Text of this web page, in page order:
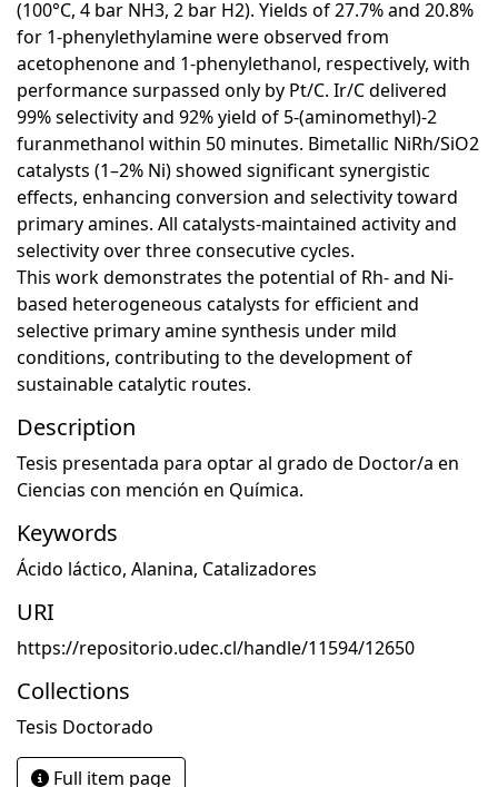
(100°C, 4 bar NH3, 2 bar H2). Yields of 27.7% and 20.8%
for 1-phenylethylamine were observed from
acetophenone and 1-phenylethanol, respectively, with
performance surpassed only by Pt/C. Ir/C delivered
99% selectivity and 92% yield of 5-(aminomethyl)-2
furanmethanol within 50 minutes. Bimetallic NiRh/SiO2
catalysts (1–2% Ni) showed significant synergistic
effects, enhancing conversion and selectivity toward
primary amines. All catalysts-maintained activity and
selectivity over three consecutive cycles.
This work demonstrates the potential of Rh- and Ni-
based heterogeneous catalysts for efficient and
selective primary amine synthesis under mild
conditions, contributing to the development of
sustainable catalytic routes.
Description
Tesis presentada para optar al grado de Doctor/a en
Ciencias con mención en Química.
Keywords
Ácido láctico, Alanina, Catalizadores
URI
https://repositorio.udec.cl/handle/11594/12650
Collections
Tesis Doctorado
Full item page